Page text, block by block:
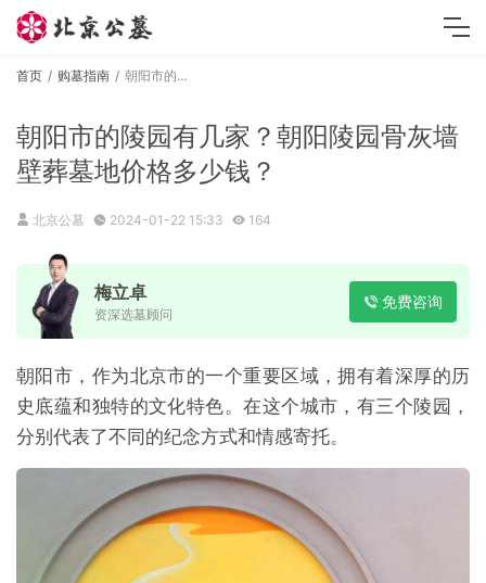
首页 购墓指南 朝阳市的陵园有几家？朝阳陵园骨灰墙壁葬墓地价格多少钱？
朝阳市的陵园有几家？朝阳陵园骨灰墙
壁葬墓地价格多少钱？
北京公墓 2024-01-22 15:33 164
梅立卓
资深选墓顾问
免费咨询
朝阳市，作为北京市的一个重要区域，拥有着深厚的历
史底蕴和独特的文化特色。在这个城市，有三个陵园，
分别代表了不同的纪念方式和情感寄托。